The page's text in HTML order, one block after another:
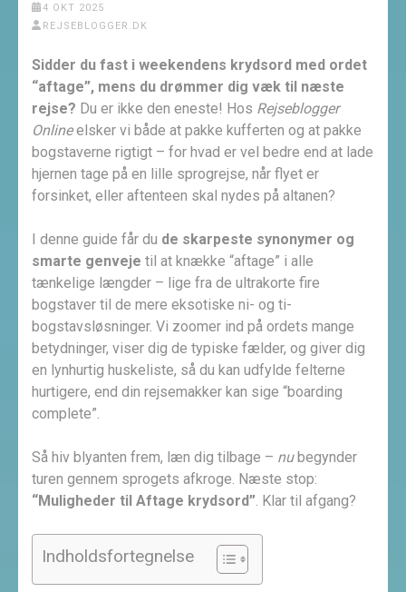
4 OKT 2025
REJSEBLOGGER.DK
Sidder du fast i weekendens krydsord med ordet
“aftage”, mens du drømmer dig væk til næste
rejse? Du er ikke den eneste! Hos Rejseblogger
Onlineelsker vi både at pakke kufferten og at pakke
bogstaverne rigtigt – for hvad er vel bedre end at lade
hjernen tage på en lille sprogrejse, når flyet er
forsinket, eller aftenteen skal nydes på altanen?
I denne guide får du de skarpeste synonymer og
smarte genveje til at knække “aftage” i alle
tænkelige længder – lige fra de ultrakorte fire
bogstaver til de mere eksotiske ni- og ti-
bogstavsløsninger. Vi zoomer ind på ordets mange
betydninger, viser dig de typiske fælder, og giver dig
en lynhurtig huskeliste, så du kan udfylde felterne
hurtigere, end din rejsemakker kan sige “boarding
complete”.
Så hiv blyanten frem, læn dig tilbage – nubegynder
turen gennem sprogets afkroge. Næste stop:
“Muligheder til Aftage krydsord” . Klar til afgang?
Indholdsfortegnelse